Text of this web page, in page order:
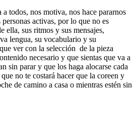
todos, nos motiva, nos hace pararnos
activas, por lo que no es
ella, sus ritmos y sus mensajes,
lengua, su vocabulario y su
ver con la selección de la pieza
necesario y que sientas que va a
sin parar y que los haga alocarse cada
no te costará hacer que la coreen y
de camino a casa o mientras estén sin